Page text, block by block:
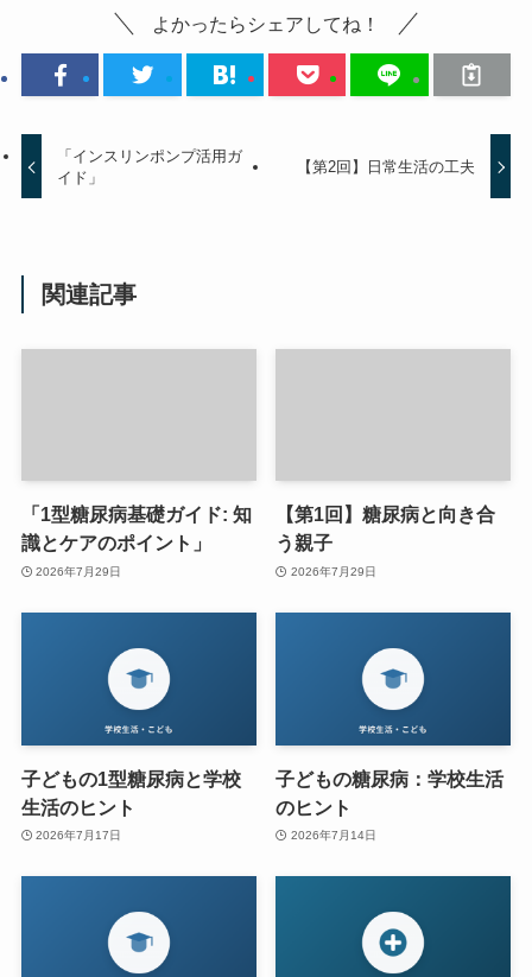
よかったらシェアしてね！
「インスリンポンプ活用ガ
イド」
【第2回】日常生活の工夫
関連記事
「1型糖尿病基礎ガイド: 知
識とケアのポイント」
2026年7月29日
【第1回】糖尿病と向き合
う親子
2026年7月29日
子どもの1型糖尿病と学校
生活のヒント
2026年7月17日
子どもの糖尿病：学校生活
のヒント
2026年7月14日